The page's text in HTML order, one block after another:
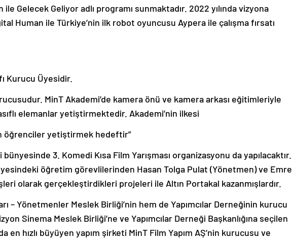
ile Gelecek Geliyor adlı programı sunmaktadır. 2022 yılında vizyona
Human ile Türkiye’nin ilk robot oyuncusu Aypera ile çalışma fırsatı
Kurucu Üyesidir.
MinT Akademi’de kamera önü ve kamera arkası eğitimleriyle
elemanlar yetiştirmektedir. Akademi’nin ilkesi
öğrenciler yetiştirmek hedeftir”
bünyesinde 3. Komedi Kısa Film Yarışması organizasyonu da yapılacaktır.
öğretim görevlilerinden Hasan Tolga Pulat (Yönetmen) ve Emre
olarak gerçekleştirdikleri projeleri ile Altın Portakal kazanmışlardır.
– Yönetmenler Meslek Birliği’nin hem de Yapımcılar Derneğinin kurucu
Sinema Meslek Birliği’ne ve Yapımcılar Derneği Başkanlığına seçilen
en hızlı büyüyen yapım şirketi MinT Film Yapım AŞ’nin kurucusu ve